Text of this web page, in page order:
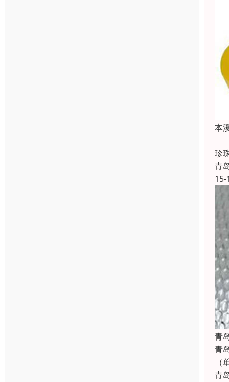
本
珍
青
15-
青
青
青